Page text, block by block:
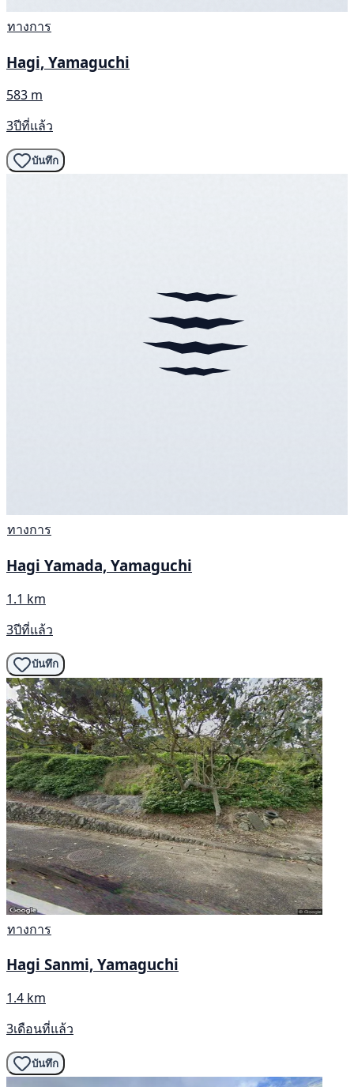
ทางการ
Hagi, Yamaguchi
583 m
3ปีที่แล้ว
บันทึก
ทางการ
Hagi Yamada, Yamaguchi
1.1 km
3ปีที่แล้ว
บันทึก
ทางการ
Hagi Sanmi, Yamaguchi
1.4 km
3เดือนที่แล้ว
บันทึก